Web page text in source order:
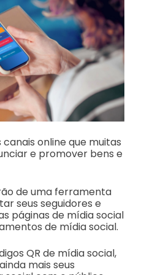
online que muitas
e promover bens e
de uma ferramenta
seus seguidores e
páginas de mídia social
de mídia social.
QR de mídia social,
mais seus